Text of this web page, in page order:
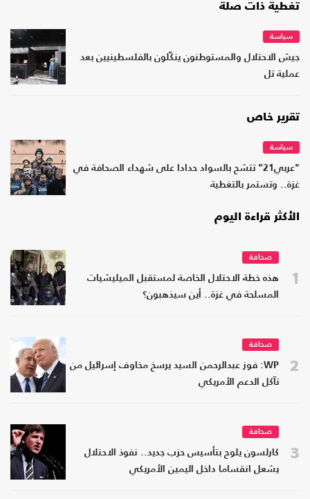
تغطية ذات صلة
سياسة
جيش الاحتلال والمستوطنون ينكّلون بالفلسطينيين بعد
عملية تل
تقرير خاص
سياسة
"عربي21" تتشح بالسواد حدادا على شهداء الصحافة في
غزة.. وتستمر بالتغطية
الأكثر قراءة اليوم
1
صحافة
هذه خطة الاحتلال الخاصة لمستقبل الميليشيات
المسلحة في غزة.. أين سيذهبون؟
2
صحافة
WP: فوز عبدالرحمن السيد يرسخ مخاوف إسرائيل من
تآكل الدعم الأمريكي
3
صحافة
كارلسون يلوح بتأسيس حزب جديد.. نفوذ الاحتلال
يشعل انقساما داخل اليمين الأمريكي